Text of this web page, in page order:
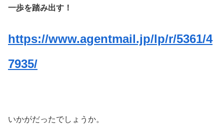
一歩を踏み出す！
https://www.agentmail.jp/lp/r/5361/4
7935/
いかがだったでしょうか。